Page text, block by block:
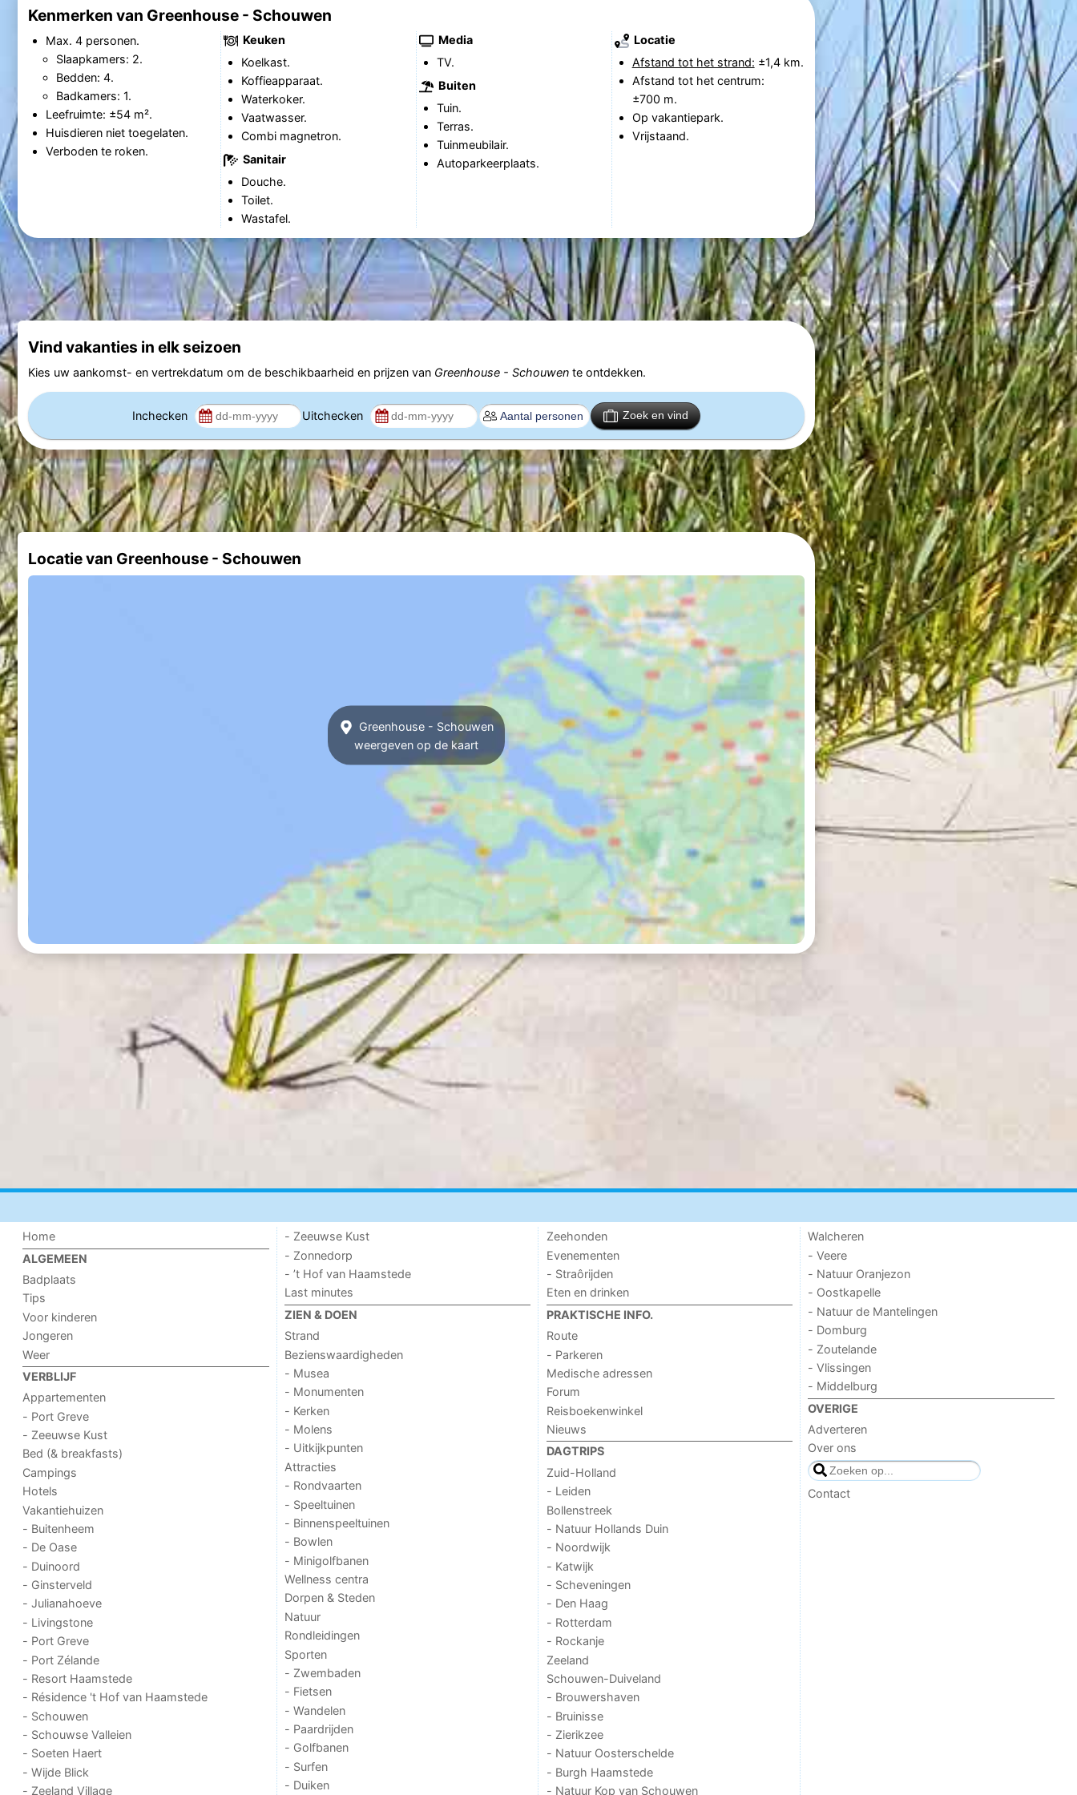
Kenmerken van Greenhouse - Schouwen
Max. 4 personen.
Slaapkamers: 2.
Bedden: 4.
Badkamers: 1.
Leefruimte: ±54 m².
Huisdieren niet toegelaten.
Verboden te roken.
Keuken
Koelkast.
Koffieapparaat.
Waterkoker.
Vaatwasser.
Combi magnetron.
Sanitair
Douche.
Toilet.
Wastafel.
Media
TV.
Buiten
Tuin.
Terras.
Tuinmeubilair.
Autoparkeerplaats.
Locatie
Afstand tot het strand: ±1,4 km.
Afstand tot het centrum:
±700 m.
Op vakantiepark.
Vrijstaand.
Vind vakanties in elk seizoen
Kies uw aankomst- en vertrekdatum om de beschikbaarheid en prijzen van Greenhouse - Schouwente ontdekken.
Inchecken Uitchecken Zoek en vind
Locatie van Greenhouse - Schouwen
Greenhouse - Schouwen
weergeven op de kaart
Home
ALGEMEEN
Badplaats
Tips
Voor kinderen
Jongeren
Weer
VERBLIJF
Appartementen
- Port Greve
- Zeeuwse Kust
Bed (& breakfasts)
Campings
Hotels
Vakantiehuizen
- Buitenheem
- De Oase
- Duinoord
- Ginsterveld
- Julianahoeve
- Livingstone
- Port Greve
- Port Zélande
- Resort Haamstede
- Résidence 't Hof van Haamstede
- Schouwen
- Schouwse Valleien
- Soeten Haert
- Wijde Blick
- Zeeland Village
- Zeeuwse Kust
- Zonnedorp
- ’t Hof van Haamstede
Last minutes
ZIEN & DOEN
Strand
Bezienswaardigheden
- Musea
- Monumenten
- Kerken
- Molens
- Uitkijkpunten
Attracties
- Rondvaarten
- Speeltuinen
- Binnenspeeltuinen
- Bowlen
- Minigolfbanen
Wellness centra
Dorpen & Steden
Natuur
Rondleidingen
Sporten
- Zwembaden
- Fietsen
- Wandelen
- Paardrijden
- Golfbanen
- Surfen
- Duiken
Zeehonden
Evenementen
- Straôrijden
Eten en drinken
PRAKTISCHE INFO.
Route
- Parkeren
Medische adressen
Forum
Reisboekenwinkel
Nieuws
DAGTRIPS
Zuid-Holland
- Leiden
Bollenstreek
- Natuur Hollands Duin
- Noordwijk
- Katwijk
- Scheveningen
- Den Haag
- Rotterdam
- Rockanje
Zeeland
Schouwen-Duiveland
- Brouwershaven
- Bruinisse
- Zierikzee
- Natuur Oosterschelde
- Burgh Haamstede
- Natuur Kop van Schouwen
Walcheren
- Veere
- Natuur Oranjezon
- Oostkapelle
- Natuur de Mantelingen
- Domburg
- Zoutelande
- Vlissingen
- Middelburg
OVERIGE
Adverteren
Over ons
Contact